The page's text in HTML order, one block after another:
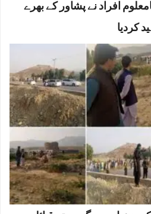
افراد نے پشاور کے بھرے
کردیا